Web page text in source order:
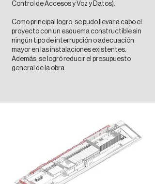
Control de Accesos y Voz y Datos).
Como principal logro, se pudo llevar a cabo el
proyecto con un esquema constructible sin
ningún tipo de interrupción o adecuación
mayor en las instalaciones existentes.
Además, se logró reducir el presupuesto
general de la obra.